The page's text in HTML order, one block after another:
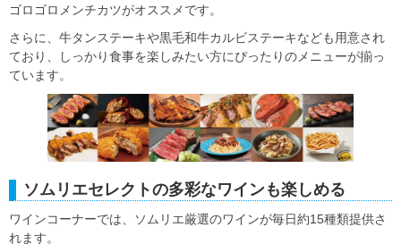
ゴロゴロメンチカツがオススメです。
さらに、牛タンステーキや黒毛和牛カルビステーキなども用意され
ており、しっかり食事を楽しみたい方にぴったりのメニューが揃っ
ています。
ソムリエセレクトの多彩なワインも楽しめる
ワインコーナーでは、ソムリエ厳選のワインが毎日約15種類提供さ
れます。